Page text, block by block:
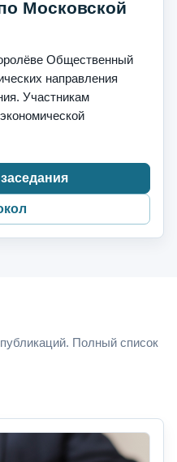
Московской
Общественный
направления
Участникам
Полный список